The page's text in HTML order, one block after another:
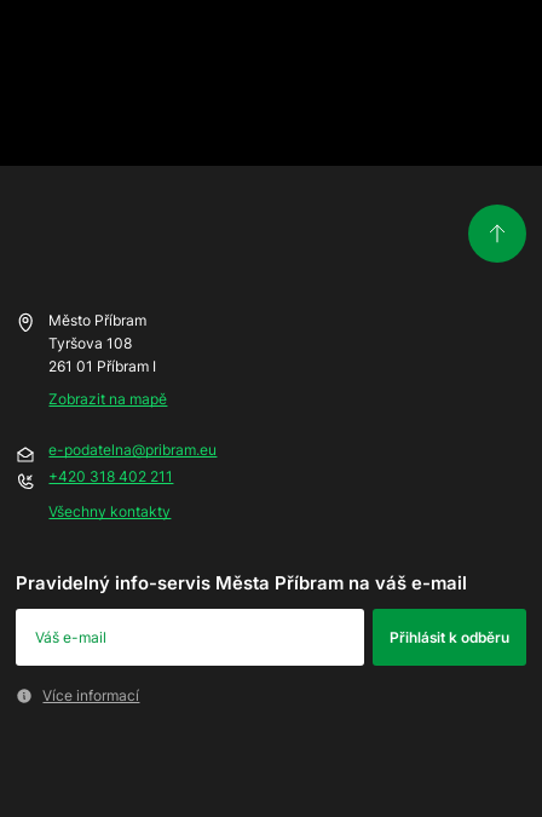
Město Příbram
Tyršova 108
261 01 Příbram I
Zobrazit na mapě
e-podatelna@pribram.eu
+420 318 402 211
Všechny kontakty
Pravidelný info-servis Města Příbram na váš e-mail
Více informací